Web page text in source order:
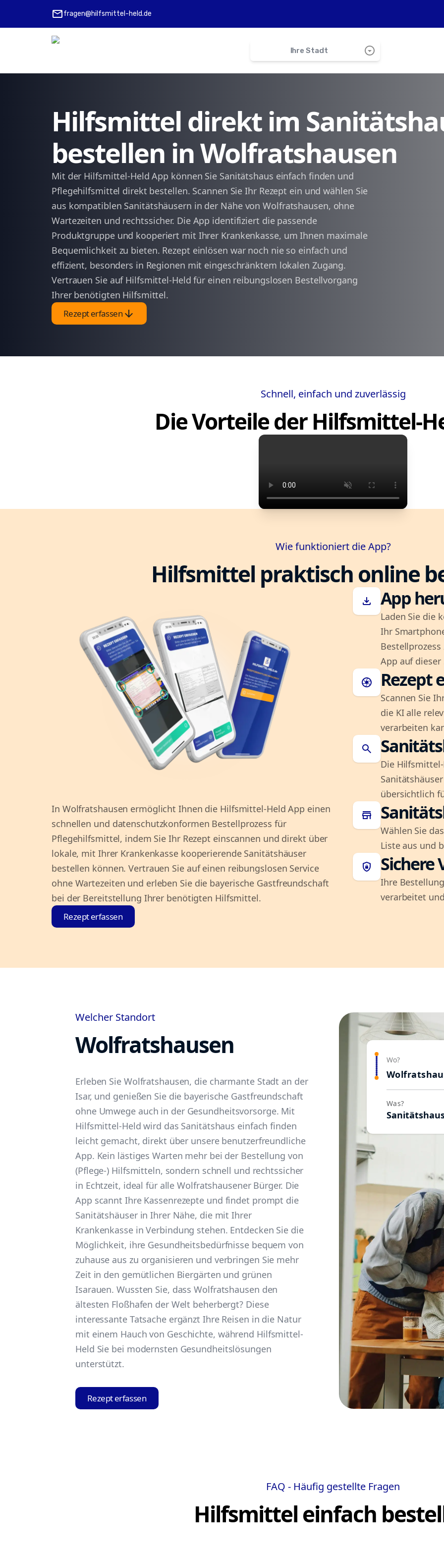
mailfragen@hilfsmittel-held.de
Ihre Stadt arrow_drop_down_circle
Icking
Geretsried
Berg (Starnberger See)
arrow_back 1 arrow_forward
Hilfsmittel direkt im
bestellen in Wolfratshausen
Mit der Hilfsmittel-Held App können Sie Sanitätshaus einfach finden und
Pflegehilfsmittel direkt bestellen. Scannen Sie Ihr Rezept ein und wählen Sie
aus kompatiblen Sanitätshäusern in der Nähe von Wolfratshausen, ohne
Wartezeiten und rechtssicher. Die App identifiziert die passende
Produktgruppe und kooperiert mit Ihrer Krankenkasse, um Ihnen maximale
Bequemlichkeit zu bieten. Rezept einlösen war noch nie so einfach und
effizient, besonders in Regionen mit eingeschränktem lokalen Zugang.
Vertrauen Sie auf Hilfsmittel-Held für einen reibungslosen Bestellvorgang
Ihrer benötigten Hilfsmittel.
Rezept erfassenarrow_downward
Schnell, einfach und zuverlässig
Die Vorteile der Hilfsmittel-
Wie funktioniert die App?
Hilfsmittel praktisch online
In Wolfratshausen ermöglicht Ihnen die Hilfsmittel-Held App einen
schnellen und datenschutzkonformen Bestellprozess für
Pflegehilfsmittel, indem Sie Ihr Rezept einscannen und direkt über
lokale, mit Ihrer Krankenkasse kooperierende Sanitätshäuser
bestellen können. Vertrauen Sie auf einen reibungslosen Service
ohne Wartezeiten und erleben Sie die bayerische Gastfreundschaft
bei der Bereitstellung Ihrer benötigten Hilfsmittel.
Rezept erfassen
download App
Laden Sie die
Ihr
App auf dieser
camera Rezept
Scannen Sie
die KI alle
verarbeiten
search
Die
übersichtlich
store
Wählen Sie
Liste aus und
shield_lock Sichere
Ihre
verarbeitet
Welcher Standort
Wolfratshausen
Erleben Sie Wolfratshausen, die charmante Stadt an der
Isar, und genießen Sie die bayerische Gastfreundschaft
ohne Umwege auch in der Gesundheitsvorsorge. Mit
Hilfsmittel-Held wird das Sanitätshaus einfach finden
leicht gemacht, direkt über unsere benutzerfreundliche
App. Kein lästiges Warten mehr bei der Bestellung von
(Pflege-) Hilfsmitteln, sondern schnell und rechtssicher
in Echtzeit, ideal für alle Wolfratshausener Bürger. Die
App scannt Ihre Kassenrezepte und findet prompt die
Sanitätshäuser in Ihrer Nähe, die mit Ihrer
Krankenkasse in Verbindung stehen. Entdecken Sie die
Möglichkeit, ihre Gesundheitsbedürfnisse bequem von
zuhause aus zu organisieren und verbringen Sie mehr
Zeit in den gemütlichen Biergärten und grünen
Isarauen. Wussten Sie, dass Wolfratshausen den
ältesten Floßhafen der Welt beherbergt? Diese
interessante Tatsache ergänzt Ihre Reisen in die Natur
mit einem Hauch von Geschichte, während Hilfsmittel-
Held Sie bei modernsten Gesundheitslösungen
unterstützt.
Rezept erfassen
Wo?
Was?
FAQ - Häufig gestellte Fragen
Hilfsmittel einfach